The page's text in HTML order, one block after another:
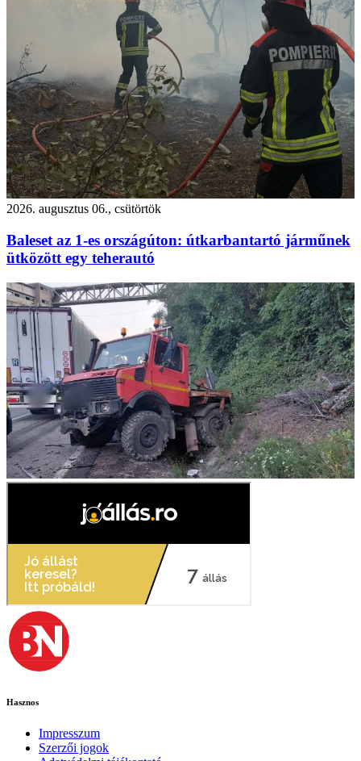
2026. augusztus 06., csütörtök
Baleset az 1-es országúton: útkarbantartó járműnek
ütközött egy teherautó
Hasznos
Impresszum
Szerzői jogok